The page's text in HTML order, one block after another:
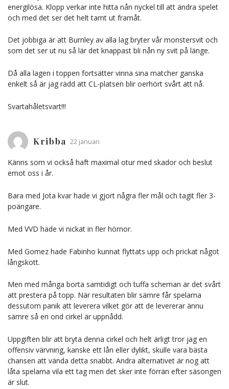
energilösa. Klopp verkar inte hitta nån nyckel till att ändra spelet
och med det ser det helt tamt ut framåt.
Det jobbiga är att Burnley av alla lag bryter vår monstersvit och
som det ser ut nu så lär det knappast bli nån ny svit på länge.
Då alla lagen i toppen fortsätter vinna sina matcher ganska
enkelt så är jag rädd att CL-platsen blir oerhört svårt att nå.
Svartahåletsvart!!!
Kribba 22 januari
Känns som vi också haft maximal otur med skador och beslut
emot oss i år.
Bara med Jota kvar hade vi gjort några fler mål och tagit fler 3-
poängare.
Med VVD hade vi nickat in fler hörnor.
Med Gomez hade Fabinho kunnat flyttats upp och prickat något
långskott.
Men med många borta samtidigt och tuffa scheman är det svårt
att prestera på topp. När resultaten blir sämre får spelarna
dessutom panik att leverera vilket gör att de levererar ännu
sämre så en ond cirkel är uppnådd.
Uppgiften blir att bryta denna cirkel och helt ärligt tror jag en
offensiv värvning, kanske ett lån eller dylikt, skulle vara bästa
chansen att vända detta snabbt. Andra alternativet är nog att
låta spelarna vila ett tag men det sker inte förrän efter säsongen
är slut.